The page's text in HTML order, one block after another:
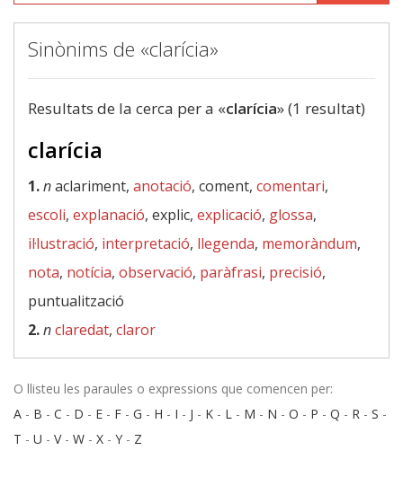
Sinònims de «clarícia»
Resultats de la cerca per a «clarícia» (1 resultat)
clarícia
1.naclariment, anotació, coment, comentari,
escoli, explanació, explic, explicació, glossa,
il·lustració, interpretació, llegenda, memoràndum,
nota, notícia, observació, paràfrasi, precisió,
puntualització
2.nclaredat, claror
O llisteu les paraules o expressions que comencen per:
A - B - C - D - E - F - G - H - I - J - K - L - M - N - O - P - Q - R - S -
T - U - V- W - X - Y - Z